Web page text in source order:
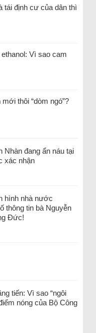
tái định cư của dân thì
Vì sao cam
thôi “dòm ngó”?
Nhàn đang ẩn náu tại
xác nhận
hình nhà nước
thông tin bà Nguyễn
Đức!
tiến: Vì sao “ngôi
nóng của Bộ Công